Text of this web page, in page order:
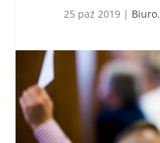
25 paź 2019 | Biuro,